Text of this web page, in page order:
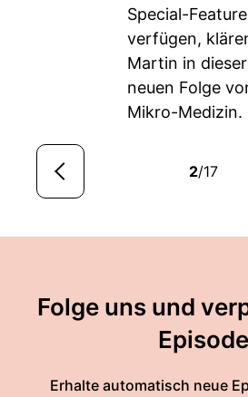
Special-
verfügen,
Martin in
neuen Folge
Mikro-Medizin.
2/17
Folge uns und
Episode
Erhalte automatisch neue